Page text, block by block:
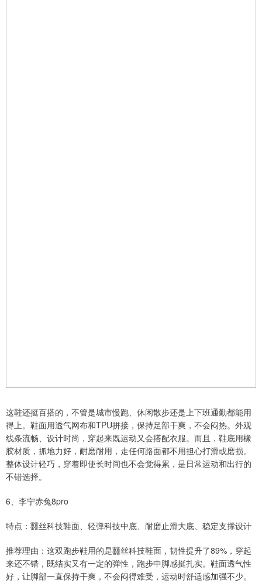
这鞋还挺百搭的，不管是城市慢跑、休闲散步还是上下班通勤都能用
得上。鞋面用透气网布和TPU拼接，保持足部干爽，不会闷热。外观
线条流畅、设计时尚，穿起来既运动又会搭配衣服。而且，鞋底用橡
胶材质，抓地力好，耐磨耐用，走任何路面都不用担心打滑或磨损。
整体设计轻巧，穿着即使长时间也不会觉得累，是日常运动和出行的
不错选择。
6、李宁赤兔8pro
特点：䨻丝科技鞋面、轻弹科技中底、耐磨止滑大底、稳定支撑设计
推荐理由：这双跑步鞋用的是䨻丝科技鞋面，韧性提升了89%，穿起
来还不错，既结实又有一定的弹性，跑步中脚感挺扎实。鞋面透气性
好，让脚部一直保持干爽，不会闷得难受，运动时舒适感加强不少。